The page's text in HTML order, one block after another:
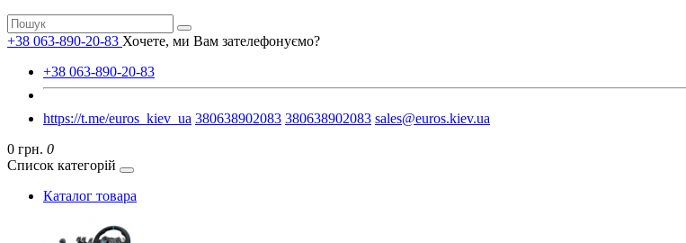
+38 063-890-20-83 Хочете, ми Вам зателефонуємо?
+38 063-890-20-83
https://t.me/euros_kiev_ua 380638902083 380638902083 sales@euros.kiev.ua
0 грн. 0
Список категорій
Каталог товара